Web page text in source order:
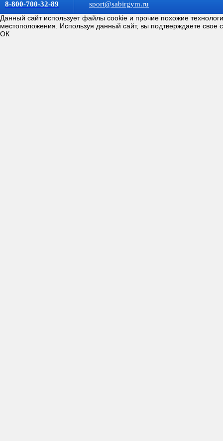
8-800-700-32-89
sport@sabirgym.ru
Данный сайт использует файлы cookie и прочие похожие
местоположения. Используя данный сайт, вы подтверждаете свое
ОК